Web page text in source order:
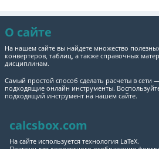
О сайте
На нашем сайте вы найдете множество
конвертеров, таблиц, а также справочных
дисциплинам.
Самый простой способ сделать расчеты в сети
подходящие онлайн инструменты.
подходящий инструмент на нашем сайте.
calcsbox.com
На сайте используется технология LaTeX.